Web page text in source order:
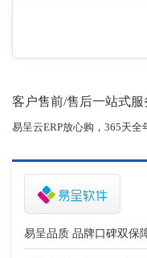
客户售前/售后一站式服
易呈云ERP放心购，365天
易呈品质 品牌口碑双保